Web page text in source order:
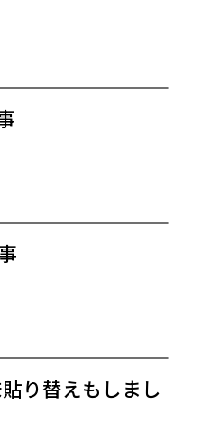
り替えもしまし